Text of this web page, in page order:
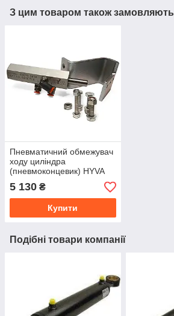
З цим товаром також замовляють
Пневматичний обмежувач
ходу циліндра
(пневмоконцевик) HYVA
14700506
5 130 ₴
Купити
Подібні товари компанії